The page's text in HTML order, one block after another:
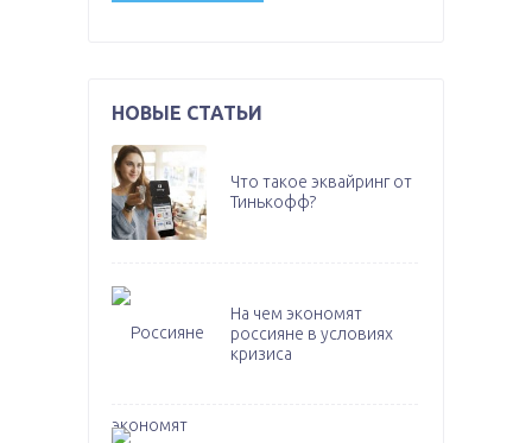
НОВЫЕ СТАТЬИ
Что такое эквайринг от
Тинькофф?
На чем экономят
россияне в условиях
кризиса